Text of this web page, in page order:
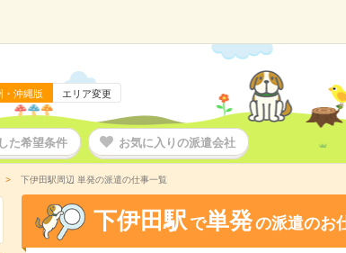
・沖縄版 エリア変更
た希望条件 お気に入りの派遣会社
下伊田駅周辺 単発の派遣の仕事一覧
下伊田駅 で単発の派遣のお